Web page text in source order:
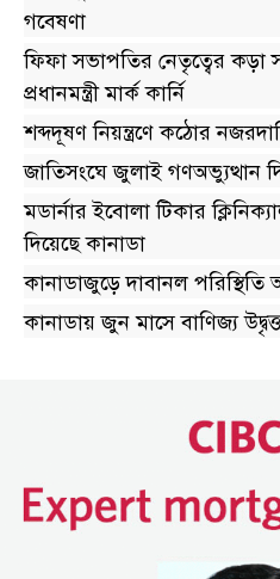
গবেষণা
ফিফা সভাপতির নেতৃত্বের কড়া
প্রধানমন্ত্রী মার্ক কার্নি
শব্দদূষণ নিয়ন্ত্রণে কঠোর
জাতিসংঘে জুলাই গণঅভ্যুত্থান
মডার্নার ইবোলা টিকার
দিয়েছে কানাডা
কানাডাজুড়ে দাবানল
কানাডায় জুন মাসে বাণিজ্য